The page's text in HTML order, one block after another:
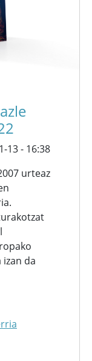
13 - 16:38
urteaz
da